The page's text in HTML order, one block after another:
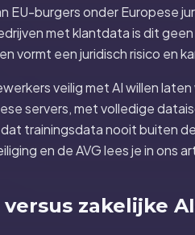
EU-burgers onder Europese
met klantdata is dit
vormt een juridisch risico en
veilig met AI willen
servers, met volledige
trainingsdata nooit buiten
en de AVG lees je in ons
zakelijke